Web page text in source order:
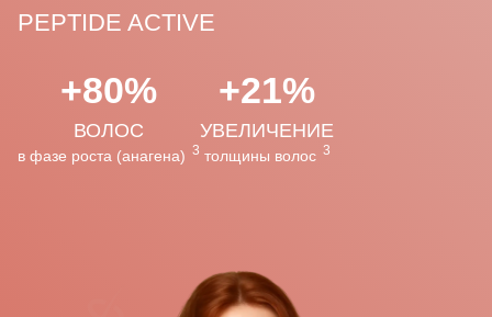
PEPTIDE ACTIVE
+80%
ВОЛОС
в фазе роста (анагена) 3
+21%
УВЕЛИЧЕНИЕ
толщины волос 3